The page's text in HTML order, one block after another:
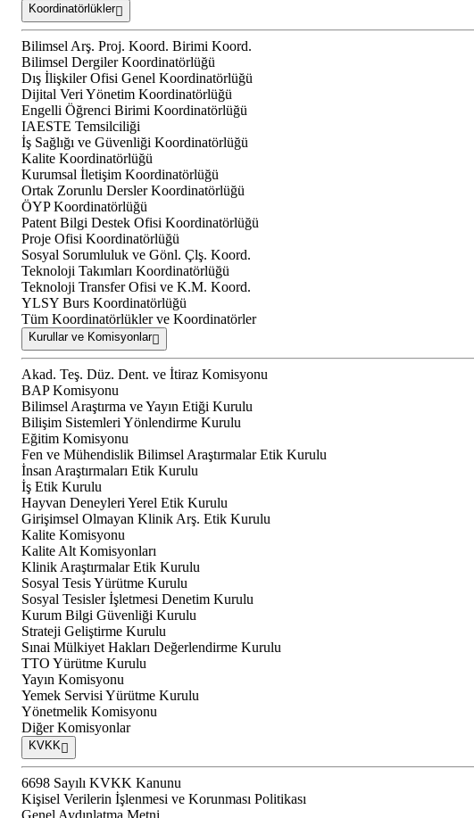
Koordinatörlükler
Bilimsel Arş. Proj. Koord. Birimi Koord.
Bilimsel Dergiler Koordinatörlüğü
Dış İlişkiler Ofisi Genel Koordinatörlüğü
Dijital Veri Yönetim Koordinatörlüğü
Engelli Öğrenci Birimi Koordinatörlüğü
IAESTE Temsilciliği
İş Sağlığı ve Güvenliği Koordinatörlüğü
Kalite Koordinatörlüğü
Kurumsal İletişim Koordinatörlüğü
Ortak Zorunlu Dersler Koordinatörlüğü
ÖYP Koordinatörlüğü
Patent Bilgi Destek Ofisi Koordinatörlüğü
Proje Ofisi Koordinatörlüğü
Sosyal Sorumluluk ve Gönl. Çlş. Koord.
Teknoloji Takımları Koordinatörlüğü
Teknoloji Transfer Ofisi ve K.M. Koord.
YLSY Burs Koordinatörlüğü
Tüm Koordinatörlükler ve Koordinatörler
Kurullar ve Komisyonlar
Akad. Teş. Düz. Dent. ve İtiraz Komisyonu
BAP Komisyonu
Bilimsel Araştırma ve Yayın Etiği Kurulu
Bilişim Sistemleri Yönlendirme Kurulu
Eğitim Komisyonu
Fen ve Mühendislik Bilimsel Araştırmalar Etik Kurulu
İnsan Araştırmaları Etik Kurulu
İş Etik Kurulu
Hayvan Deneyleri Yerel Etik Kurulu
Girişimsel Olmayan Klinik Arş. Etik Kurulu
Kalite Komisyonu
Kalite Alt Komisyonları
Klinik Araştırmalar Etik Kurulu
Sosyal Tesis Yürütme Kurulu
Sosyal Tesisler İşletmesi Denetim Kurulu
Kurum Bilgi Güvenliği Kurulu
Strateji Geliştirme Kurulu
Sınai Mülkiyet Hakları Değerlendirme Kurulu
TTO Yürütme Kurulu
Yayın Komisyonu
Yemek Servisi Yürütme Kurulu
Yönetmelik Komisyonu
Diğer Komisyonlar
KVKK
6698 Sayılı KVKK Kanunu
Kişisel Verilerin İşlenmesi ve Korunması Politikası